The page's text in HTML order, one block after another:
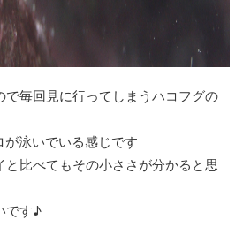
で毎回見に行ってしまうハコフグの
が泳いでいる感じです
比べてもその小ささが分かると思
です♪